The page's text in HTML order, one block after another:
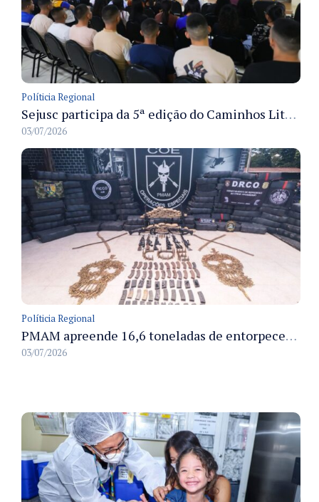
Políticia Regional
Sejusc participa da 5ª edição do Caminhos Literários com foco na cultura hip-hop nas unidades socioeducativas
03/07/2026
Políticia Regional
PMAM apreende 16,6 toneladas de entorpecentes e registra aumento nas prisões em flagrante e nas capturas de foragidos no primeiro semestre de 2026
03/07/2026